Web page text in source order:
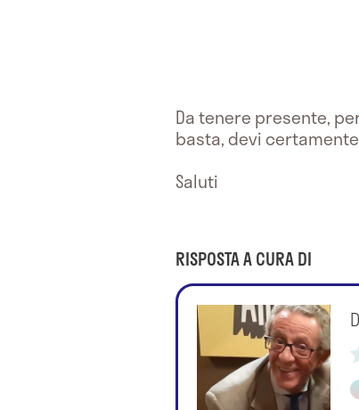
Da tenere presente,
basta, devi
Saluti
RISPOSTA A CURA DI